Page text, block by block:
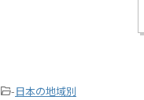
-日本の地域別